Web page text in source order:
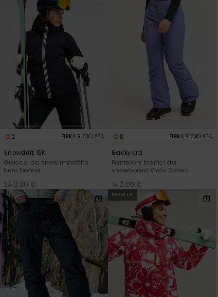
2 FIBRA RICICLATA
Snowdrift 15K
Giacca da snow imbottita
Nero Donna
240,00 €
8 FIBRA RICICLATA
Backyard
Pantaloni tecnici da
snowboard Viola Donna
140,00 €
NOVITÀ